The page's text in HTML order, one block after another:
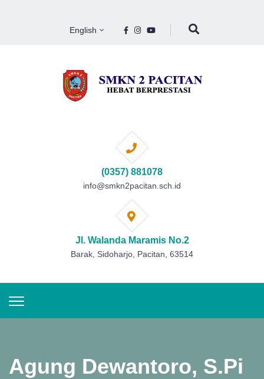
English
(0357) 881078
info@smkn2pacitan.sch.id
Jl. Walanda Maramis No.2
Barak, Sidoharjo, Pacitan, 63514
Agung Dewantoro, S.Pi